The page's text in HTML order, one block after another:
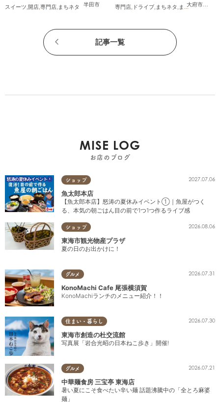
半田市
スイーツ,開店,専門店, まちネタ 大府市
,知多
専門店, ドライブ, まちネタ , まとめ記事 ,夫婦
記事一覧
MISE LOG
お店のブログ
ショップ 2027.07.06
魚太郎本店
【魚太郎本店】怒涛の夏休みイベント①｜魚屋がつく
る、本気の朝ごはん目の前で1つ1つ作るライブ感
ショップ 2026.08.06
東海市観光物産プラザ
夏の日のお出かけに！
グルメ 2026.07.31
KonoMachi Cafe 尾張横須賀
KonoMachiランチのメニュー紹介！！
住まい・暮らし 2026.07.30
東海市創造の杜交流館
写真展「岩合光昭の日本ねこ歩き」開催!
グルメ 2026.07.21
中華麺食房 三宝亭 東海店
暑い夏にこそ食べたい辛い麺 話題沸騰中の「全とろ麻婆
麺」